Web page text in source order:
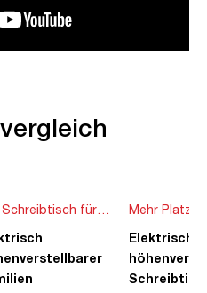
Schreibtisch für
Familie
Mehr Platz
Ideen
Elektrisch